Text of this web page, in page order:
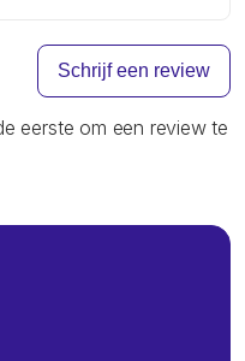
Schrijf een review
eerste om een review te